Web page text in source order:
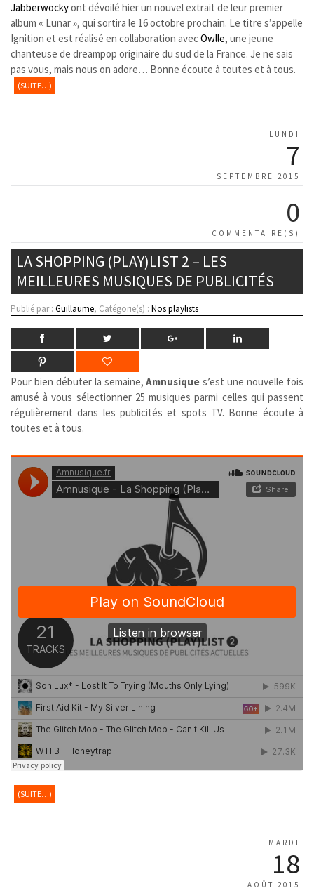
Jabberwockyont dévoilé hier un nouvel extrait de leur premier
album « Lunar », qui sortira le 16 octobre prochain. Le titre s’appelle
Ignition et est réalisé en collaboration avecOwlle, une jeune
chanteuse de dreampop originaire du sud de la France. Je ne sais
pas vous, mais nous on adore… Bonne écoute à toutes et à tous.
(SUITE…)
LUNDI
7
SEPTEMBRE 2015
0
COMMENTAIRE(S)
LA SHOPPING (PLAY)LIST 2 – LES
MEILLEURES MUSIQUES DE PUBLICITÉS
Publié par : Guillaume, Catégorie(s) : Nos playlists
Pour bien débuter la semaine, Amnusique s’est une nouvelle fois
amusé à vous sélectionner 25 musiques parmi celles qui passent
régulièrement dans les publicités et spots TV. Bonne écoute à
toutes et à tous.
(SUITE…)
MARDI
18
AOÛT 2015